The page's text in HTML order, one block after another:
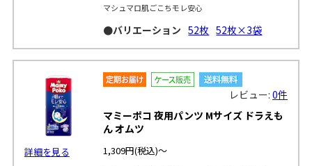
マシュマロ肌ごこちモレ安心
●バリエーション 52枚 52枚×3袋
詳細を見る
レビュー:0件
マミーポコ 夜用パンツ Mサイズ ドラえも
ん オムツ
1,309円(税込)～